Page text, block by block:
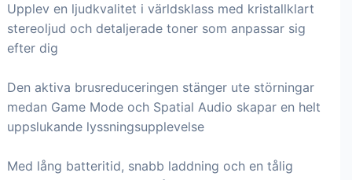
Upplev en ljudkvalitet i världsklass med kristallklart
stereoljud och detaljerade toner som anpassar sig
efter dig
Den aktiva brusreduceringen stänger ute störningar
medan Game Mode och Spatial Audio skapar en helt
uppslukande lyssningsupplevelse
Med lång batteritid, snabb laddning och en tålig